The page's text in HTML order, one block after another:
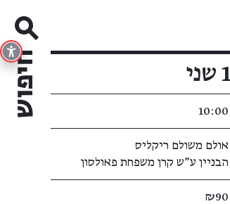
10:00
אולם משולם ריקליס
הבניין ע"ש קרן משפחת פאולסון
₪90